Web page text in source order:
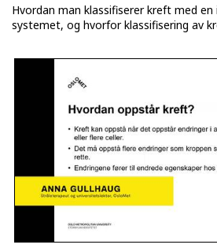
Hvordan man klassifiserer kreft med
systemet, og hvorfor klassifisering av